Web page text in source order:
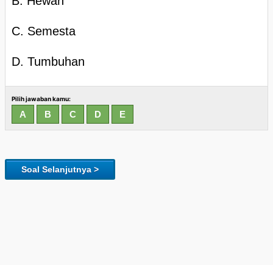
C. Semesta
D. Tumbuhan
Pilih jawaban kamu:
Soal Selanjutnya >